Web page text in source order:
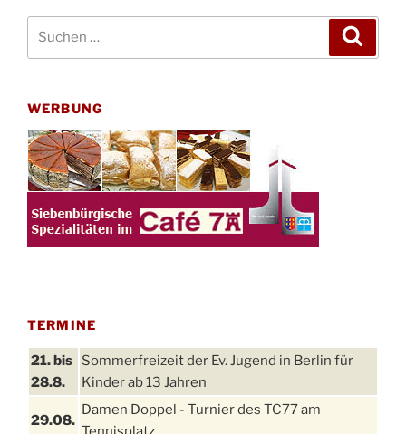
WERBUNG
TERMINE
21. bis
28.8.
Sommerfreizeit der Ev. Jugend in Berlin für
Kinder ab 13 Jahren
29.08.
Damen Doppel - Turnier des TC77 am